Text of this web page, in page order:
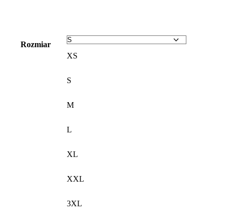
Rozmiar
XS
S
M
L
XL
XXL
3XL